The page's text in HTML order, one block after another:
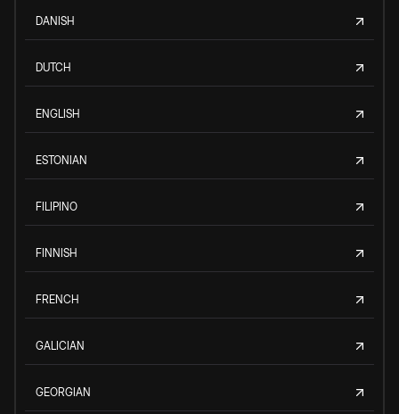
DANISH
DUTCH
ENGLISH
ESTONIAN
FILIPINO
FINNISH
FRENCH
GALICIAN
GEORGIAN